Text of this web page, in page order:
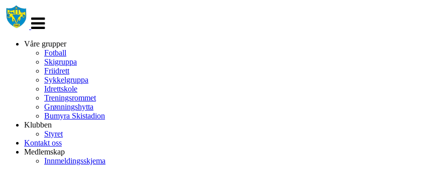
navigasjon
Våre grupper
Fotball
Skigruppa
Friidrett
Sykkelgruppa
Idrettskole
Treningsrommet
Grønningshytta
Bumyra Skistadion
Klubben
Styret
Kontakt oss
Medlemskap
Innmeldingsskjema